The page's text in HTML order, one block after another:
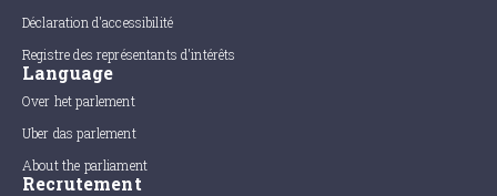
Déclaration d'accessibilité
Registre des représentants d'intérêts
Language
Over het parlement
Uber das parlement
About the parliament
Recrutement